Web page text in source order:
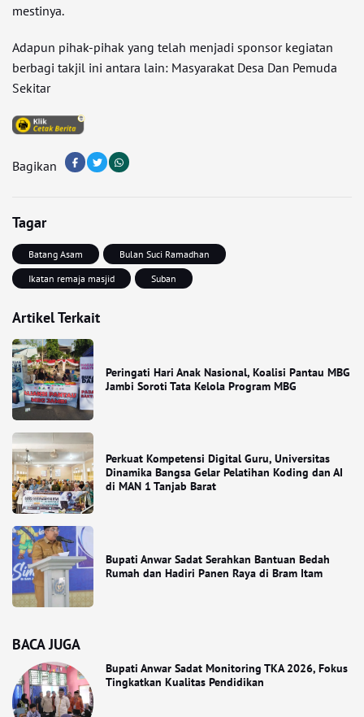
mestinya.
Adapun pihak-pihak yang telah menjadi sponsor kegiatan
berbagi takjil ini antara lain: Masyarakat Desa Dan Pemuda
Sekitar
Bagikan
Tagar
Batang Asam
Bulan Suci Ramadhan
Ikatan remaja masjid
Suban
Artikel Terkait
Peringati Hari Anak Nasional, Koalisi Pantau MBG
Jambi Soroti Tata Kelola Program MBG
Perkuat Kompetensi Digital Guru, Universitas
Dinamika Bangsa Gelar Pelatihan Koding dan AI
di MAN 1 Tanjab Barat
Bupati Anwar Sadat Serahkan Bantuan Bedah
Rumah dan Hadiri Panen Raya di Bram Itam
BACA JUGA
Bupati Anwar Sadat Monitoring TKA 2026, Fokus
Tingkatkan Kualitas Pendidikan